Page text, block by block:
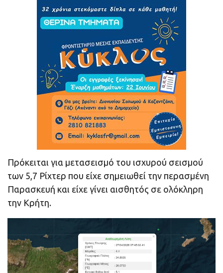
Πρόκειται για μετασεισμό του ισχυρού σεισμού
των 5,7 Ρίχτερ που είχε σημειωθεί την περασμένη
Παρασκευή και είχε γίνει αισθητός σε ολόκληρη
την Κρήτη.